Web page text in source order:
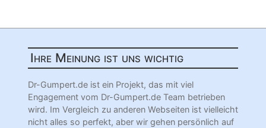
Ihre Meinung ist uns wichtig
Dr-Gumpert.de ist ein Projekt, das mit viel
Engagement vom Dr-Gumpert.de Team betrieben
wird. Im Vergleich zu anderen Webseiten ist vielleicht
nicht alles so perfekt, aber wir gehen persönlich auf